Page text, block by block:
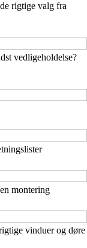
rigtige valg fra
vedligeholdelse?
montering
vinduer og døre